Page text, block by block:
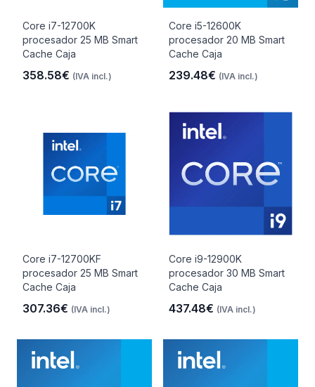
Core i7-12700K
procesador 25 MB Smart
Cache Caja
358.58€ (IVA incl.)
Core i5-12600K
procesador 20 MB Smart
Cache Caja
239.48€ (IVA incl.)
Core i7-12700KF
procesador 25 MB Smart
Cache Caja
307.36€ (IVA incl.)
Core i9-12900K
procesador 30 MB Smart
Cache Caja
437.48€ (IVA incl.)